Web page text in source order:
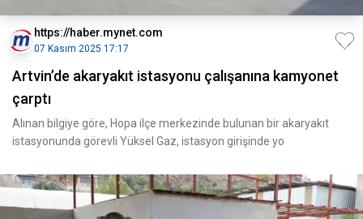
https://haber.mynet.com
07 Kasım 2025 17:17
Artvin’de akaryakıt istasyonu çalışanına kamyonet
çarptı
Alınan bilgiye göre, Hopa ilçe merkezinde bulunan bir akaryakıt
istasyonunda görevli Yüksel Gaz, istasyon girişinde yo